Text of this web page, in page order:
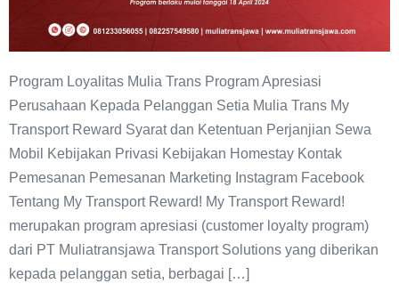
Program Loyalitas Mulia Trans Program Apresiasi
Perusahaan Kepada Pelanggan Setia Mulia Trans My
Transport Reward Syarat dan Ketentuan Perjanjian Sewa
Mobil Kebijakan Privasi Kebijakan Homestay Kontak
Pemesanan Pemesanan Marketing Instagram Facebook
Tentang My Transport Reward! My Transport Reward!
merupakan program apresiasi (customer loyalty program)
dari PT Muliatransjawa Transport Solutions yang diberikan
kepada pelanggan setia, berbagai […]